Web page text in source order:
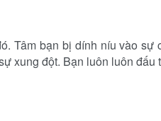
Tâm bạn bị dính níu vào sự
xung đột. Bạn luôn luôn đấu